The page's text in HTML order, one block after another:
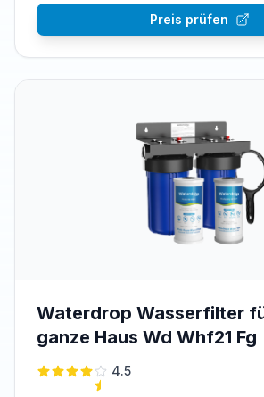
Preis prüfen
Waterdrop Wasserfilter
ganze Haus Wd Whf21 Fg
4.5